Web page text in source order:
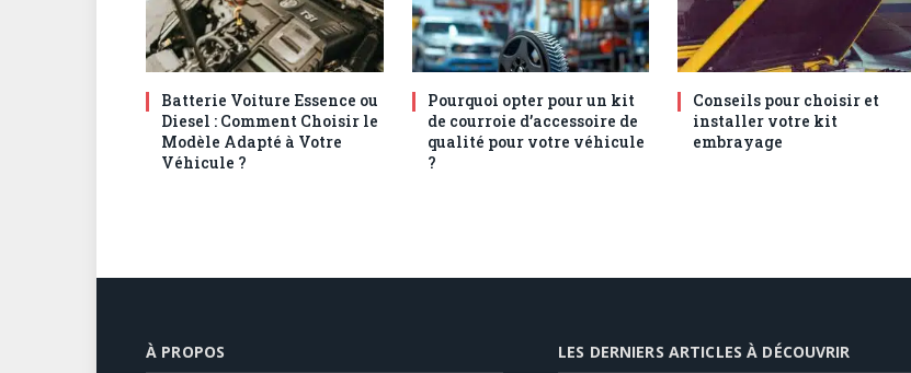
Batterie Voiture Essence ou
Diesel : Comment Choisir le
Modèle Adapté à Votre
Véhicule ?
Pourquoi opter pour un kit
de courroie d’accessoire de
qualité pour votre véhicule
?
Conseils pour choisir et
installer votre kit
embrayage
À PROPOS LES DERNIERS ARTICLES À DÉCOUVRIR